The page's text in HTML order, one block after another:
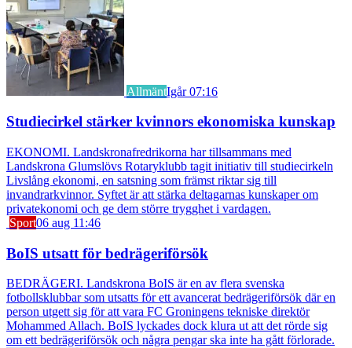
AllmäntIgår 07:16
Studiecirkel stärker kvinnors ekonomiska kunskap
EKONOMI. Landskronafredrikorna har tillsammans med
Landskrona Glumslövs Rotaryklubb tagit initiativ till studiecirkeln
Livslång ekonomi, en satsning som främst riktar sig till
invandrarkvinnor. Syftet är att stärka deltagarnas kunskaper om
privatekonomi och ge dem större trygghet i vardagen.
Sport06 aug 11:46
BoIS utsatt för bedrägeriförsök
BEDRÄGERI. Landskrona BoIS är en av flera svenska
fotbollsklubbar som utsatts för ett avancerat bedrägeriförsök där en
person utgett sig för att vara FC Groningens tekniske direktör
Mohammed Allach. BoIS lyckades dock klura ut att det rörde sig
om ett bedrägeriförsök och några pengar ska inte ha gått förlorade.